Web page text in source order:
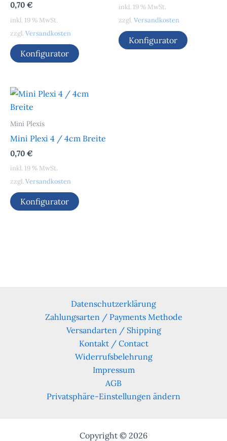
0,70 €
inkl. 19 % MwSt.
zzgl. Versandkosten
Konfigurator
inkl. 19 % MwSt.
zzgl. Versandkosten
Konfigurator
Mini Plexis
Mini Plexi 4 / 4cm Breite
0,70 €
inkl. 19 % MwSt.
zzgl. Versandkosten
Konfigurator
Datenschutzerklärung
Zahlungsarten / Payments Methode
Versandarten / Shipping
Kontakt / Contact
Widerrufsbelehrung
Impressum
AGB
Privatsphäre-Einstellungen ändern
Copyright © 2026